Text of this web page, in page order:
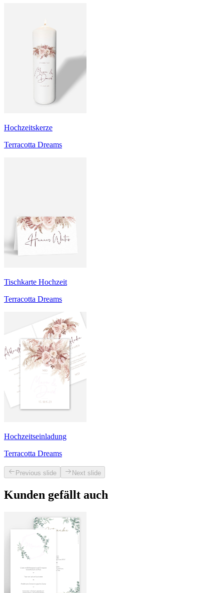
Hochzeitskerze
Terracotta Dreams
Tischkarte Hochzeit
Terracotta Dreams
Hochzeitseinladung
Terracotta Dreams
Previous slide Next slide
Kunden gefällt auch